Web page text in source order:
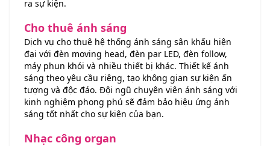
ra sự kiện.
Cho thuê ánh sáng
Dịch vụ cho thuê hệ thống ánh sáng sân khấu hiện
đại với đèn moving head, đèn par LED, đèn follow,
máy phun khói và nhiều thiết bị khác. Thiết kế ánh
sáng theo yêu cầu riêng, tạo không gian sự kiện ấn
tượng và độc đáo. Đội ngũ chuyên viên ánh sáng với
kinh nghiệm phong phú sẽ đảm bảo hiệu ứng ánh
sáng tốt nhất cho sự kiện của bạn.
Nhạc công organ